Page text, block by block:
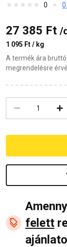
0
27 385 Ft /
1 095 Ft / kg
A termék ára
megrendelésre
felett